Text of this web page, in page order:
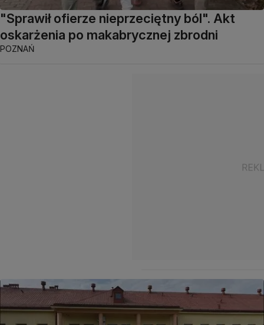
"Sprawił ofierze nieprzeciętny ból". Akt
oskarżenia po makabrycznej zbrodni
POZNAŃ